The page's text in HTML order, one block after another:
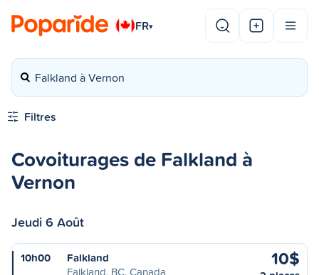
FR▾
Falkland à Vernon
Filtres
Covoiturages de Falkland à
Vernon
Jeudi 6 Août
10h00
Falkland
Falkland, BC, Canada
10$